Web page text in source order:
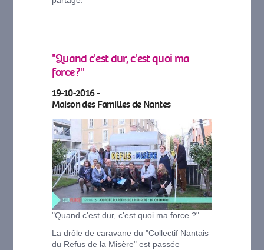
"Quand c'est dur, c'est quoi ma
force ?"
19-10-2016 -
Maison des Familles de Nantes
"Quand c'est dur, c'est quoi ma force ?"
La drôle de caravane du "Collectif Nantais
du Refus de la Misère" est passée